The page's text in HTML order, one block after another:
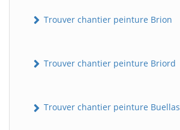
Trouver chantier peinture Brion
Trouver chantier peinture Briord
Trouver chantier peinture Buellas